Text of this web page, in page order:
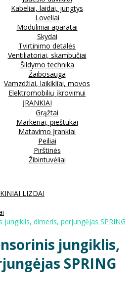
Kabeliai, laidai, jungtys
Loveliai
Moduliniai aparatai
Skydai
Tvirtinimo detalės
Ventiliatoriai, skambučiai
Šildymo technika
Žaibosauga
Vamzdžiai, laikikliai, movos
Elektromobilių įkrovimui
ĮRANKIAI
Grąžtai
Markeriai, pieštukai
Matavimo Įrankiai
Peiliai
Pirštinės
Žibintuvėliai
LIZDAI
jungiklis, dimeris, perjungėjas SPRING
jungiklis,
SPRING